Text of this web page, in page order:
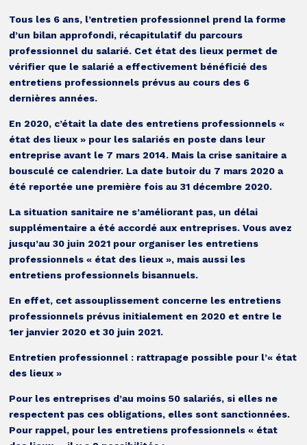
Tous les 6 ans, l’entretien professionnel prend la forme
d’un bilan approfondi, récapitulatif du parcours
professionnel du salarié. Cet état des lieux permet de
vérifier que le salarié a effectivement bénéficié des
entretiens professionnels prévus au cours des 6
dernières années.
En 2020, c’était la date des entretiens professionnels «
état des lieux » pour les salariés en poste dans leur
entreprise avant le 7 mars 2014. Mais la crise sanitaire a
bousculé ce calendrier. La date butoir du 7 mars 2020 a
été reportée une première fois au 31 décembre 2020.
La situation sanitaire ne s’améliorant pas, un délai
supplémentaire a été accordé aux entreprises. Vous avez
jusqu’au 30 juin 2021 pour organiser les entretiens
professionnels « état des lieux », mais aussi les
entretiens professionnels bisannuels.
En effet, cet assouplissement concerne les entretiens
professionnels prévus initialement en 2020 et entre le
1er janvier 2020 et 30 juin 2021.
Entretien professionnel : rattrapage possible pour l’« état
des lieux »
Pour les entreprises d’au moins 50 salariés, si elles ne
respectent pas ces obligations, elles sont sanctionnées.
Pour rappel, pour les entretiens professionnels « état